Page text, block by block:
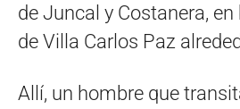
de Juncal y Costanera, en
de Villa Carlos Paz
Allí, un hombre que